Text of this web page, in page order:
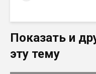
Показать и
эту тему